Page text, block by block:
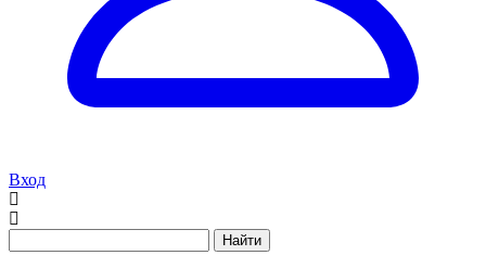
Вход
Найти